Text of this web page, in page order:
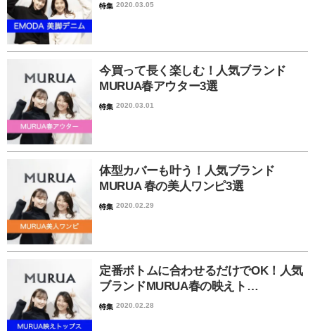
特集 2020.03.05
今買って長く楽しむ！人気ブランド
MURUA春アウター3選
特集 2020.03.01
体型カバーも叶う！人気ブランド
MURUA 春の美人ワンピ3選
特集 2020.02.29
定番ボトムに合わせるだけでOK！人気
ブランドMURUA春の映えト…
特集 2020.02.28